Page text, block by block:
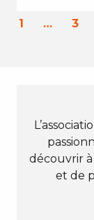
1 … 3
découvrir à
et de